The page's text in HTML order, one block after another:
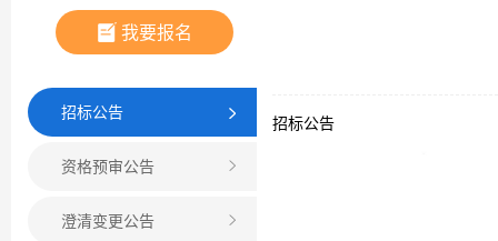
我要报名
招标公告
资格预审公告
澄清变更公告
招标公告